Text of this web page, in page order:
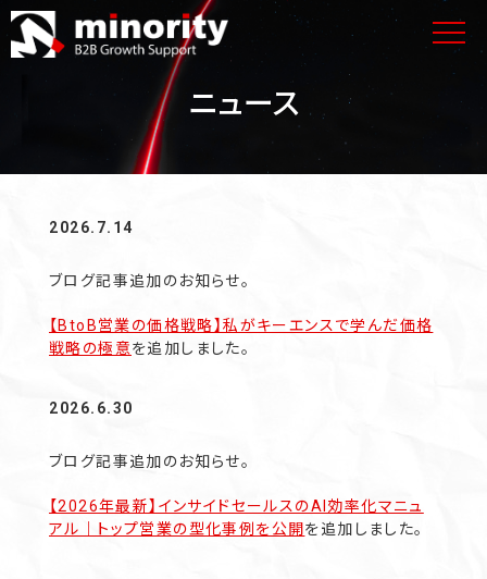
ニュース
2026.7.14
ブログ記事追加のお知らせ。
【BtoB営業の価格戦略】私がキーエンスで学んだ価格
戦略の極意を追加しました。
2026.6.30
ブログ記事追加のお知らせ。
【2026年最新】インサイドセールスのAI効率化マニュ
アル｜トップ営業の型化事例を公開 を追加しました。